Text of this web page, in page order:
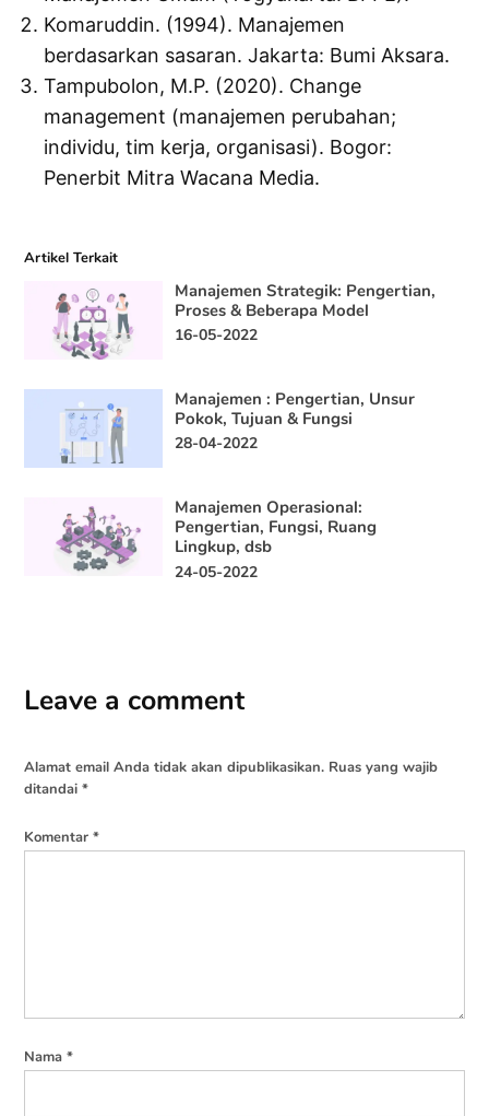
Komaruddin. (1994). Manajemen
berdasarkan sasaran. Jakarta: Bumi Aksara.
Tampubolon, M.P. (2020). Change
management (manajemen perubahan;
individu, tim kerja, organisasi). Bogor:
Penerbit Mitra Wacana Media.
Artikel Terkait
Manajemen Strategik: Pengertian,
Proses & Beberapa Model
16-05-2022
Manajemen : Pengertian, Unsur
Pokok, Tujuan & Fungsi
28-04-2022
Manajemen Operasional:
Pengertian, Fungsi, Ruang
Lingkup, dsb
24-05-2022
Leave a comment
Alamat email Anda tidak akan dipublikasikan. Ruas yang wajib
ditandai*
Komentar*
Nama*